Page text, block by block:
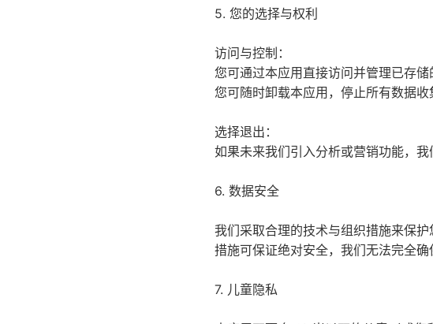
5. 您的选择与权利
访问与控制：
您可通过本应用直接访问并管理已存储
您可随时卸载本应用，停止所有数据收
选择退出：
如果未来我们引入分析或营销功能，我
6. 数据安全
我们采取合理的技术与组织措施来保
措施可保证绝对安全，我们无法完全确
7. 儿童隐私